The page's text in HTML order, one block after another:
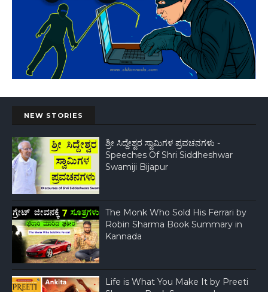
NEW STORIES
ಶ್ರೀ ಸಿದ್ದೇಶ್ವರ ಸ್ವಾಮಿಗಳ ಪ್ರವಚನಗಳು -
Speeches Of Shri Siddheshwar
Swamiji Bijapur
The Monk Who Sold His Ferrari by
Robin Sharma Book Summary in
Kannada
Life is What You Make It by Preeti